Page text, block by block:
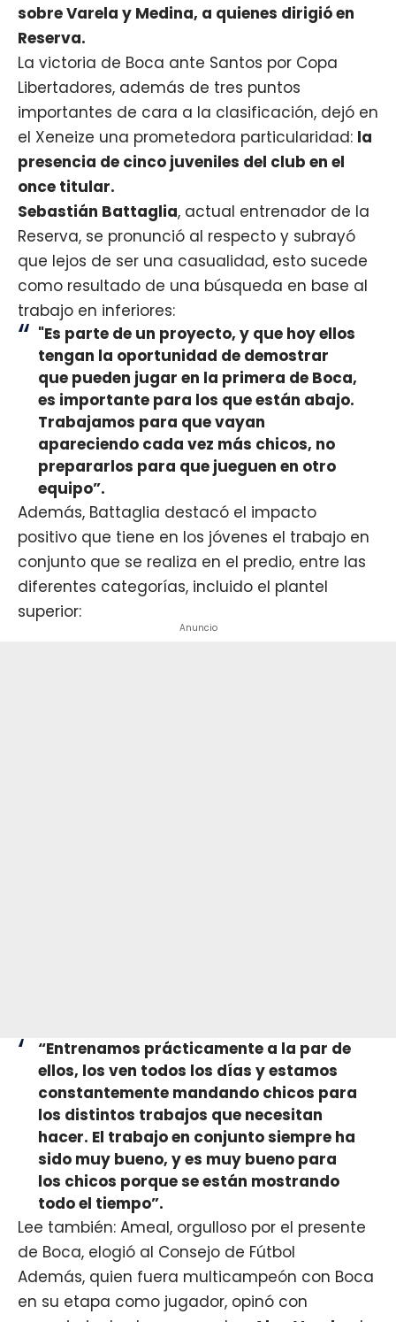
sobre Varela y Medina, a quienes dirigió en
Reserva.
La victoria de Boca ante Santos por Copa
Libertadores, además de tres puntos
importantes de cara a la clasificación, dejó en
el Xeneize una prometedora particularidad: la
presencia de cinco juveniles del club en el
once titular.
Sebastián Battaglia, actual entrenador de la
Reserva, se pronunció al respecto y subrayó
que lejos de ser una casualidad, esto sucede
como resultado de una búsqueda en base al
trabajo en inferiores:
"Es parte de un proyecto, y que hoy ellos
tengan la oportunidad de demostrar
que pueden jugar en la primera de Boca,
es importante para los que están abajo.
Trabajamos para que vayan
apareciendo cada vez más chicos, no
prepararlos para que jueguen en otro
equipo”.
Además, Battaglia destacó el impacto
positivo que tiene en los jóvenes el trabajo en
conjunto que se realiza en el predio, entre las
diferentes categorías, incluido el plantel
superior:
Anuncio
“Entrenamos prácticamente a la par de
ellos, los ven todos los días y estamos
constantemente mandando chicos para
los distintos trabajos que necesitan
hacer. El trabajo en conjunto siempre ha
sido muy bueno, y es muy bueno para
los chicos porque se están mostrando
todo el tiempo”.
Lee también: Ameal, orgulloso por el presente
de Boca, elogió al Consejo de Fútbol
Además, quien fuera multicampeón con Boca
en su etapa como jugador, opinó con